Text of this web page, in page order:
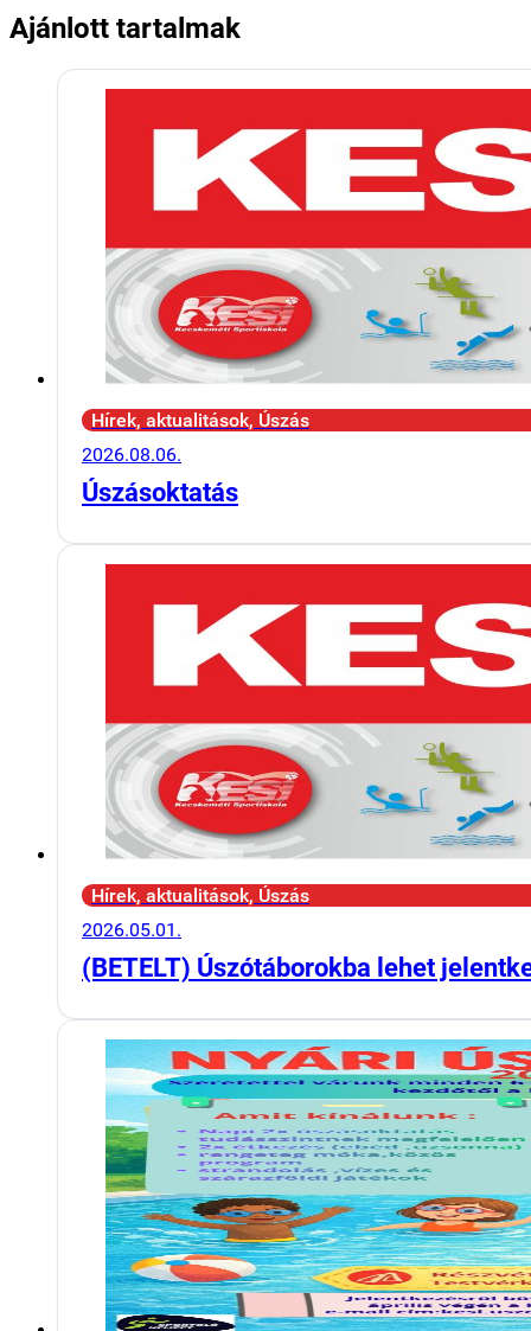
Ajánlott tartalmak
Hírek, aktualitások, Úszás
2026.08.06.
Úszásoktatás
Hírek, aktualitások, Úszás
2026.05.01.
(BETELT) Úszótáborokba lehet